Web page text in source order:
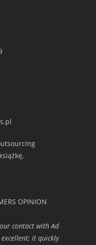
OPINION
contact with Ad
excellent; it quickly